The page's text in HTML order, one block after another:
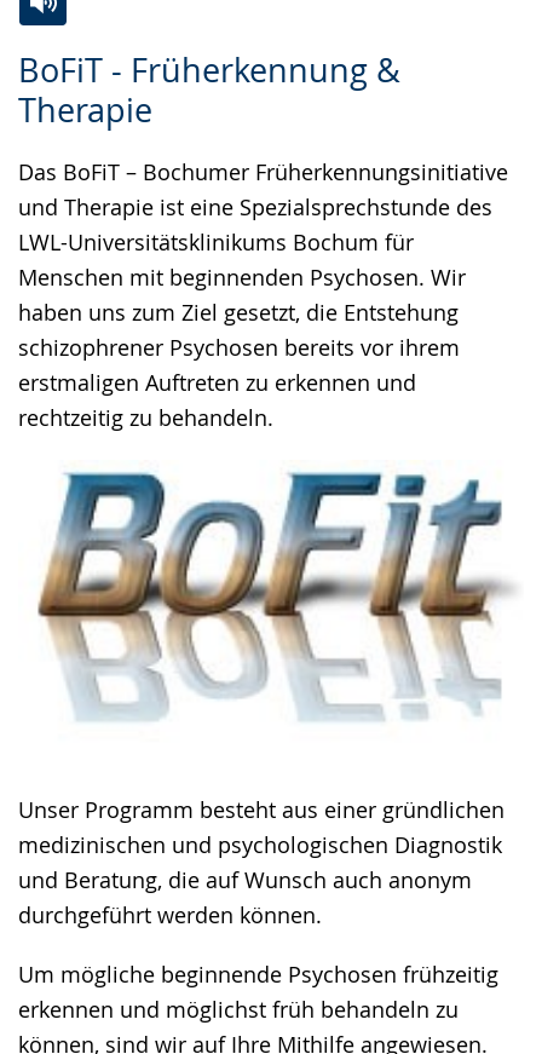
BoFiT - Früherkennung &
Therapie
Das BoFiT – Bochumer Früherkennungsinitiative
und Therapie ist eine Spezialsprechstunde des
LWL-Universitätsklinikums Bochum für
Menschen mit beginnenden Psychosen. Wir
haben uns zum Ziel gesetzt, die Entstehung
schizophrener Psychosen bereits vor ihrem
erstmaligen Auftreten zu erkennen und
rechtzeitig zu behandeln.
Unser Programm besteht aus einer gründlichen
medizinischen und psychologischen Diagnostik
und Beratung, die auf Wunsch auch anonym
durchgeführt werden können.
Um mögliche beginnende Psychosen frühzeitig
erkennen und möglichst früh behandeln zu
können, sind wir auf Ihre Mithilfe angewiesen.
Leichten
Sprache
Audio-
Unterstützung.
Video
Gebärdensprache
wird
angezeigt.